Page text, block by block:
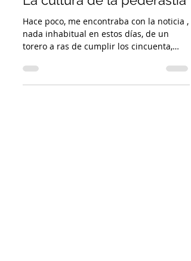
Hace poco, me encontraba con la noticia ,
nada inhabitual en estos días, de un
torero a ras de cumplir los cincuenta,